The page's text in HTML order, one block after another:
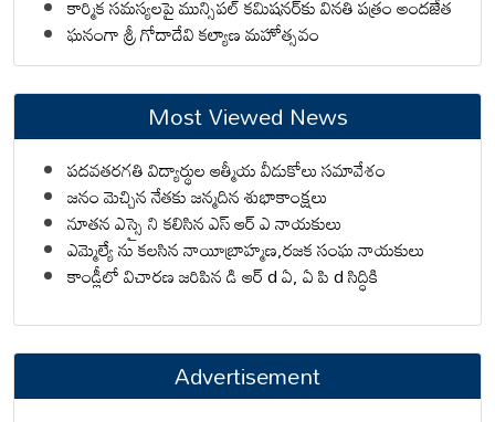
కార్మిక సమస్యలపై మున్సిపల్ కమిషనర్‌కు వినతి పత్రం అందజేత
ఘనంగా శ్రీ గోదాదేవి కల్యాణ మహోత్సవం
Most Viewed News
పదవతరగతి విద్యార్థుల ఆత్మీయ వీడుకోలు సమావేశం
జనం మెచ్చిన నేతకు జన్మదిన శుభాకాంక్షలు
నూతన ఎస్సై ని కలిసిన ఎస్ ఆర్ ఎ నాయకులు
ఎమ్మెల్యే ను కలసిన నాయీబ్రాహ్మణ,రజక సంఘ నాయకులు
కాండ్లీలో విచారణ జరిపిన డి ఆర్ d ఏ, ఏ పి d సిద్ధికి
Advertisement